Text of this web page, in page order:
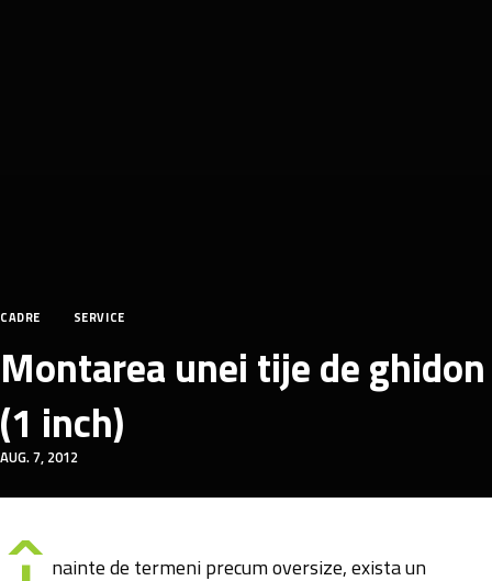
CADRE SERVICE
Montarea unei tije de ghidon
(1 inch)
AUG. 7, 2012
nainte de termeni precum oversize, exista un